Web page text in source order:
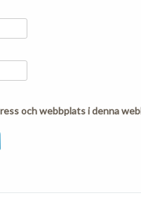
och webbplats i denna